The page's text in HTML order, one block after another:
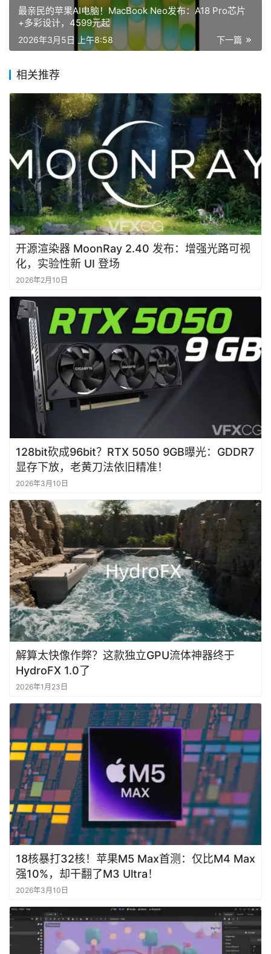
首
页
讯
学
习
登录 注册
最亲民的苹果AI电脑！MacBook Neo发布：A18 Pro芯片
+多彩设计，4599元起
下一篇
2026年3月5日 上午8:58
相关推荐
开源渲染器 MoonRay 2.40 发布：增强光路可视
化，实验性新 UI 登场
2026年2月10日
128bit砍成96bit？RTX 5050 9GB曝光：GDDR7
显存下放，老黄刀法依旧精准！
2026年3月10日
解算太快像作弊？这款独立GPU流体神器终于
HydroFX 1.0了
2026年1月23日
18核暴打32核！苹果M5 Max首测：仅比M4 Max
强10%，却干翻了M3 Ultra！
2026年3月10日